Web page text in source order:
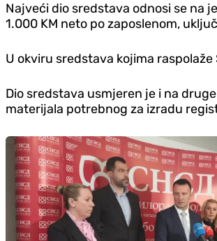
Najveći dio sredstava odnosi se na
1.000 KM neto po zaposlenom,
U okviru sredstava kojima
Dio sredstava usmjeren je i na
materijala potrebnog za izradu